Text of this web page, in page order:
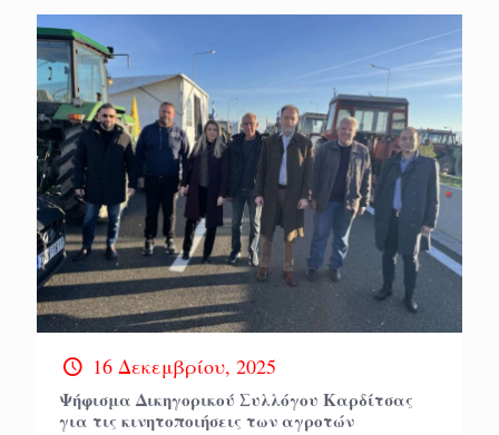
16 Δεκεμβρίου, 2025
Ψήφισμα Δικηγορικού Συλλόγου Καρδίτσας
για τις κινητοποιήσεις των αγροτών